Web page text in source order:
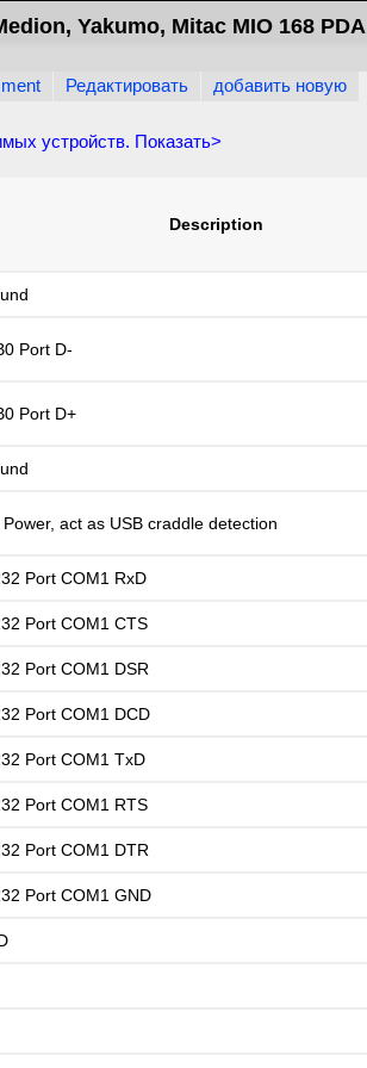
Yakumo, Mitac MIO 168 PDA
Редактировать
добавить новую
устройств. Показать>
Description
Port D-
Port D+
Power, act as USB craddle detection
Port COM1 RxD
Port COM1 CTS
Port COM1 DSR
Port COM1 DCD
Port COM1 TxD
Port COM1 RTS
Port COM1 DTR
Port COM1 GND